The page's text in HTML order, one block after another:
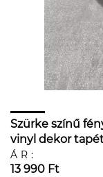
Szürke színű
vinyl dekor
ÁR:
13 990 Ft